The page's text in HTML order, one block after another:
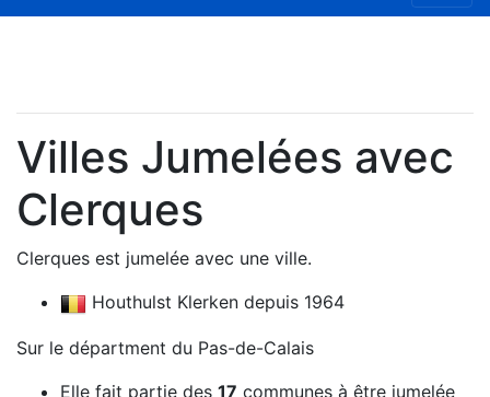
Villes Jumelées avec
Clerques
Clerques est jumelée avec une ville.
Houthulst Klerken depuis 1964
Sur le départment du Pas-de-Calais
Elle fait partie des 17 communes à être jumelée